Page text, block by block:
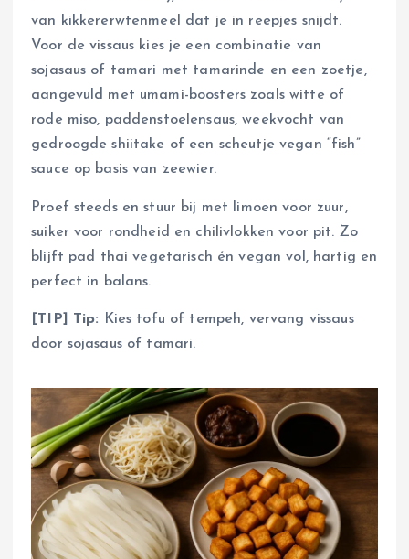
van kikkererwtenmeel dat je in reepjes snijdt.
Voor de vissaus kies je een combinatie van
sojasaus of tamari met tamarinde en een zoetje,
aangevuld met umami-boosters zoals witte of
rode miso, paddenstoelensaus, weekvocht van
gedroogde shiitake of een scheutje vegan “fish”
sauce op basis van zeewier.
Proef steeds en stuur bij met limoen voor zuur,
suiker voor rondheid en chilivlokken voor pit. Zo
blijft pad thai vegetarisch én vegan vol, hartig en
perfect in balans.
[TIP] Tip: Kies tofu of tempeh, vervang vissaus
door sojasaus of tamari.